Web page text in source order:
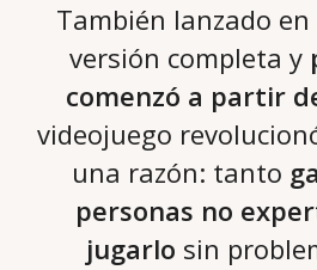
También lanzado
versión completa y
comenzó a partir
videojuego
una razón: tanto
personas no
jugarlo sin